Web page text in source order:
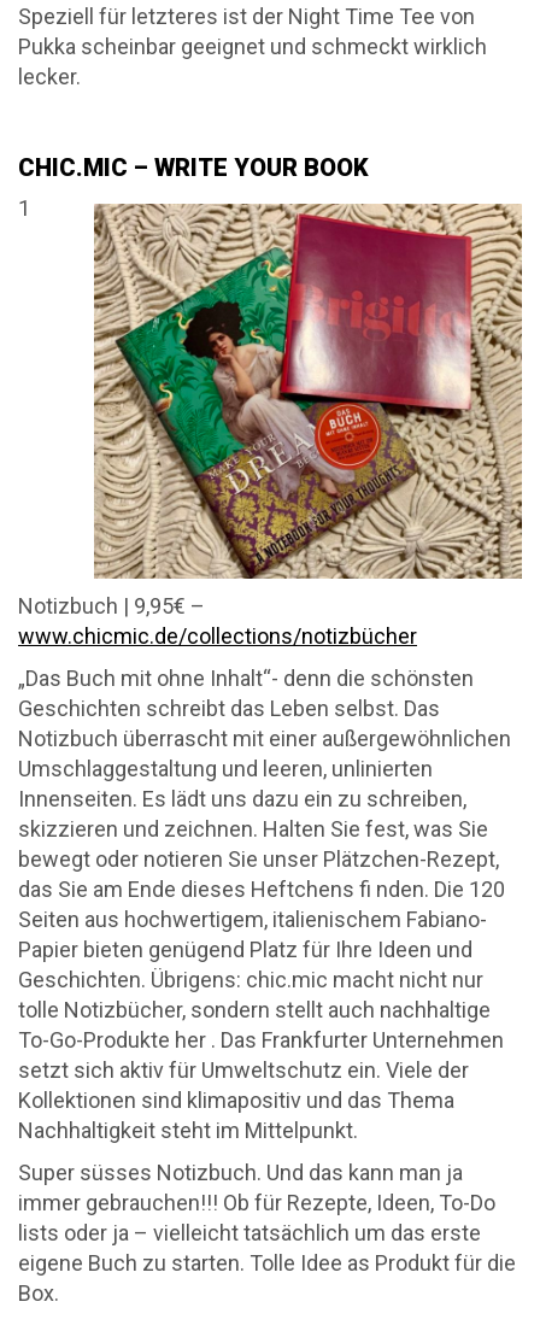
Speziell für letzteres ist der Night Time Tee von
Pukka scheinbar geeignet und schmeckt wirklich
lecker.
CHIC.MIC – WRITE YOUR BOOK
1
Notizbuch | 9,95€ –
www.chicmic.de/collections/notizbücher
„Das Buch mit ohne Inhalt“- denn die schönsten
Geschichten schreibt das Leben selbst. Das
Notizbuch überrascht mit einer außergewöhnlichen
Umschlaggestaltung und leeren, unlinierten
Innenseiten. Es lädt uns dazu ein zu schreiben,
skizzieren und zeichnen. Halten Sie fest, was Sie
bewegt oder notieren Sie unser Plätzchen-Rezept,
das Sie am Ende dieses Heftchens fi nden. Die 120
Seiten aus hochwertigem, italienischem Fabiano-
Papier bieten genügend Platz für Ihre Ideen und
Geschichten. Übrigens: chic.mic macht nicht nur
tolle Notizbücher, sondern stellt auch nachhaltige
To-Go-Produkte her . Das Frankfurter Unternehmen
setzt sich aktiv für Umweltschutz ein. Viele der
Kollektionen sind klimapositiv und das Thema
Nachhaltigkeit steht im Mittelpunkt.
Super süsses Notizbuch. Und das kann man ja
immer gebrauchen!!! Ob für Rezepte, Ideen, To-Do
lists oder ja – vielleicht tatsächlich um das erste
eigene Buch zu starten. Tolle Idee as Produkt für die
Box.